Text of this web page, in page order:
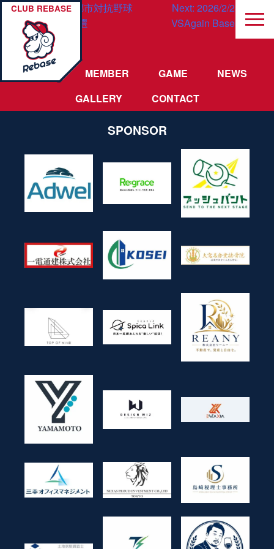
CLUB REBASE
投
ビ
Previous:第96回都市対抗野球
大会東京都二次予選
vsREVENGE99
Next: 2026/2/28 OP戦
VSAgain Baseball Club
TEAM MEMBER GAME
NEWS
GALLERY
CONTACT
SPONSOR